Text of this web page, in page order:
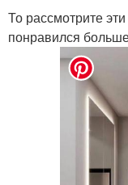
То рассмотрите
понравился